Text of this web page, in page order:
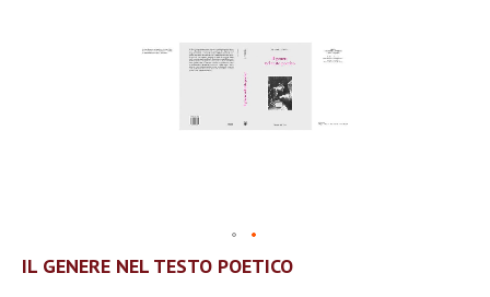
Vai
all'inizio
IL GENERE NEL TESTO POETICO